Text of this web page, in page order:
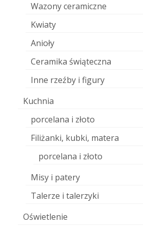
Wazony ceramiczne
Kwiaty
Anioły
Ceramika świąteczna
Inne rzeźby i figury
Kuchnia
porcelana i złoto
Filiżanki, kubki, matera
porcelana i złoto
Misy i patery
Talerze i talerzyki
Oświetlenie